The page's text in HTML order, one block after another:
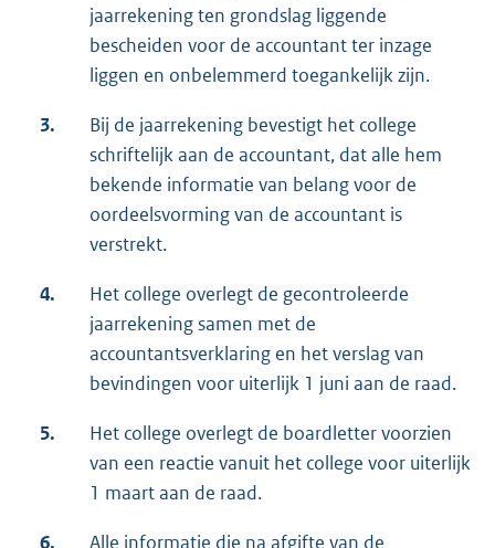
jaarrekening ten grondslag liggende
bescheiden voor de accountant ter inzage
liggen en onbelemmerd toegankelijk zijn.
3.
Bij de jaarrekening bevestigt het college
schriftelijk aan de accountant, dat alle hem
bekende informatie van belang voor de
oordeelsvorming van de accountant is
verstrekt.
4.
Het college overlegt de gecontroleerde
jaarrekening samen met de
accountantsverklaring en het verslag van
bevindingen voor uiterlijk 1 juni aan de raad.
5.
Het college overlegt de boardletter voorzien
van een reactie vanuit het college voor uiterlijk
1 maart aan de raad.
6.
Alle informatie die na afgifte van de